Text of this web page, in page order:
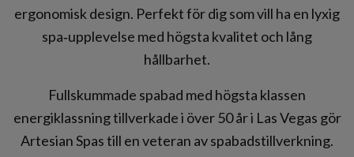
ergonomisk design. Perfekt för dig som vill ha en lyxig
spa‑upplevelse med högsta kvalitet och lång
hållbarhet.
Fullskummade spabad med högsta klassen
energiklassning tillverkade i över 50 år i Las Vegas gör
Artesian Spas till en veteran av spabadstillverkning.